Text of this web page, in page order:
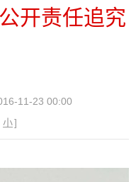
开责任追究
11-23 00:00
小]